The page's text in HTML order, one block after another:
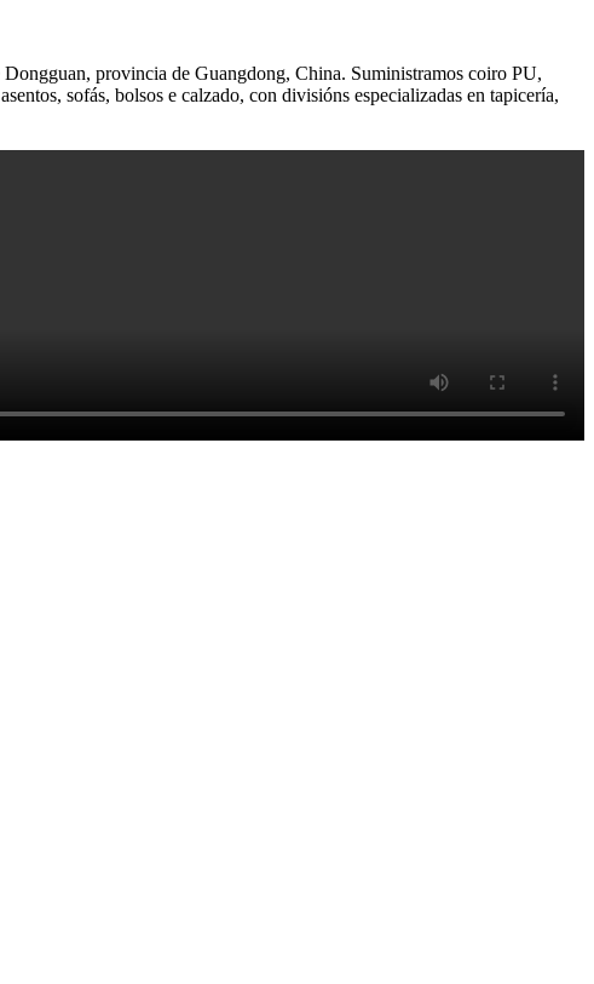
provincia de Guangdong, China. Suministramos coiro PU,
sofás, bolsos e calzado, con divisións especializadas en tapicería,